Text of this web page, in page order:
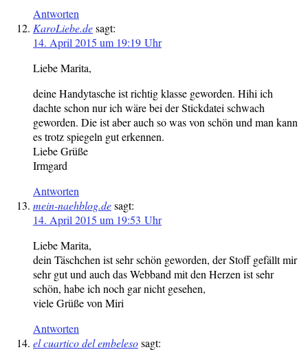
Antworten
KaroLiebe.desagt:
14. April 2015 um 19:19 Uhr
Liebe Marita,
deine Handytasche ist richtig klasse geworden. Hihi ich
dachte schon nur ich wäre bei der Stickdatei schwach
geworden. Die ist aber auch so was von schön und man kann
es trotz spiegeln gut erkennen.
Liebe Grüße
Irmgard
Antworten
mein-naehblog.desagt:
14. April 2015 um 19:53 Uhr
Liebe Marita,
dein Täschchen ist sehr schön geworden, der Stoff gefällt mir
sehr gut und auch das Webband mit den Herzen ist sehr
schön, habe ich noch gar nicht gesehen,
viele Grüße von Miri
Antworten
el cuartico del embelesosagt: